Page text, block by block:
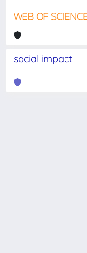
social impact